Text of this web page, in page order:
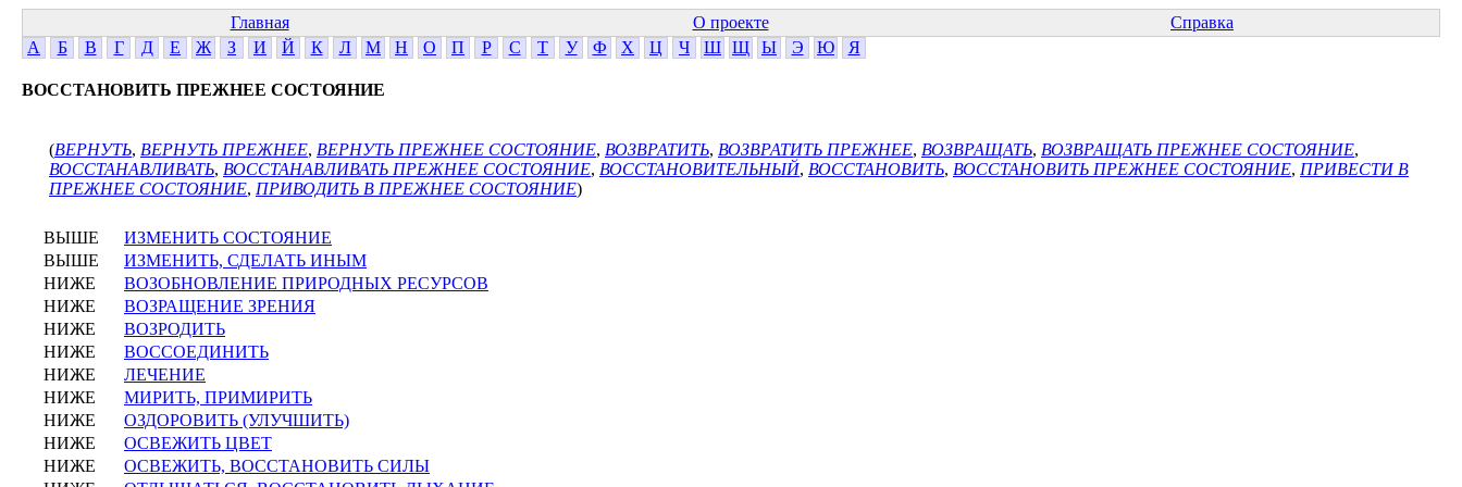
Главная О проекте
Справка
А
Б В Г Д Е Ж З И Й К Л М Н О П Р С Т У Ф Х Ц Ч Ш Щ Ы Э Ю Я
ВОССТАНОВИТЬ ПРЕЖНЕЕ СОСТОЯНИЕ
(ВЕРНУТЬ, ВЕРНУТЬ ПРЕЖНЕЕ, ВЕРНУТЬ ПРЕЖНЕЕ СОСТОЯНИЕ, ВОЗВРАТИТЬ, ВОЗВРАТИТЬ ПРЕЖНЕЕ, ВОЗВРАЩАТЬ, ВОЗВРАЩАТЬ ПРЕЖНЕЕ СОСТОЯНИЕ,
ВОССТАНАВЛИВАТЬ, ВОССТАНАВЛИВАТЬ ПРЕЖНЕЕ СОСТОЯНИЕ, ВОССТАНОВИТЕЛЬНЫЙ, ВОССТАНОВИТЬ, ВОССТАНОВИТЬ ПРЕЖНЕЕ СОСТОЯНИЕ, ПРИВЕСТИ В
ПРЕЖНЕЕ СОСТОЯНИЕ, ПРИВОДИТЬ В ПРЕЖНЕЕ СОСТОЯНИЕ)
ВЫШЕ
ИЗМЕНИТЬ СОСТОЯНИЕ
ВЫШЕ
ИЗМЕНИТЬ, СДЕЛАТЬ ИНЫМ
НИЖЕ
ВОЗОБНОВЛЕНИЕ ПРИРОДНЫХ РЕСУРСОВ
НИЖЕ
ВОЗРАЩЕНИЕ ЗРЕНИЯ
НИЖЕ
ВОЗРОДИТЬ
НИЖЕ
ВОССОЕДИНИТЬ
НИЖЕ
ЛЕЧЕНИЕ
НИЖЕ
МИРИТЬ, ПРИМИРИТЬ
НИЖЕ
ОЗДОРОВИТЬ (УЛУЧШИТЬ)
НИЖЕ
ОСВЕЖИТЬ ЦВЕТ
НИЖЕ
ОСВЕЖИТЬ, ВОССТАНОВИТЬ СИЛЫ